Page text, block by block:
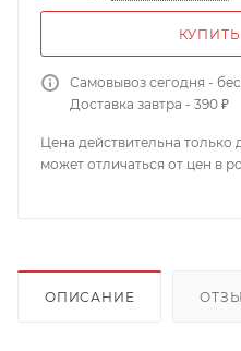
Самовывоз сегодня -
Доставка завтра - 390 ₽
Цена действительна только
может отличаться от цен в
ОПИСАНИЕ